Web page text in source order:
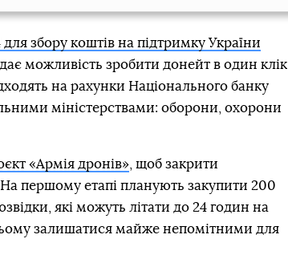
збору коштів на підтримку України
можливість зробити донейт в один клік
на рахунки Національного банку
міністерствами: оборони, охорони
«Армія дронів», щоб закрити
першому етапі планують закупити 200
які можуть літати до 24 годин на
залишатися майже непомітними для